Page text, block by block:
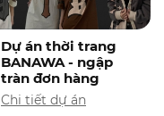
Dự án thời trang
BANAWA - ngập
tràn đơn hàng
Chi tiết dự án